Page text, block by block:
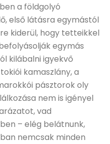
a földgolyó
első látásra egymástól
kiderül, hogy tetteikkel
egymás
kilábalni igyekvő
kamaszlány, a
pásztorok oly
nem is igényel
vad
– elég belátnunk,
nemcsak minden